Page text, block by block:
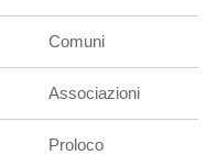
Comuni
Associazioni
Proloco